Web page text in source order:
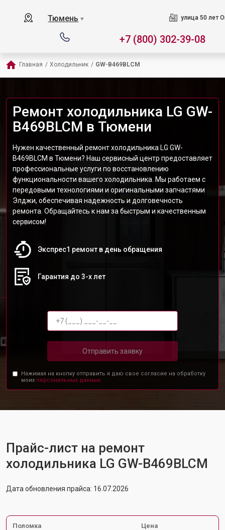
Тюмень ▼ улица 50 лет
+7 (800) 302-39-08
Главная / Холодильник / GW-B469BLCM
Ремонт холодильника LG GW-
B469BLCM в Тюмени
Нужен качественный ремонт холодильника LG GW-
B469BLCM в Тюмени? Наш сервисный центр предоставляет
профессиональные услуги по восстановлению
функциональности вашего холодильника. Мы работаем с
передовыми технологиями и оригинальными запчастями
Элджи, обеспечивая надежность и долговечность
ремонта. Обращайтесь к нам за быстрым и качественным
сервисом!
Экспрес1 ремонт в день обращения
Гарантия до 3-х лет
Отправить заявку
Нажимая на кнопку отправить я даю свое согласие на обработку
моих персональных данных.
Прайс-лист на ремонт
холодильника LG GW-B469BLCM
Дата обновления прайса: 16.07.2026
Поломка Цена